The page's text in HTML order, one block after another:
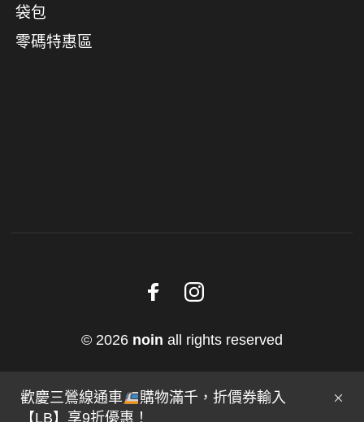
歡慶三鶯線通車
購物滿千，折價券輸入
【LB】享9折優惠！
袋包
零碼特惠區
© 2026 noin all rights reserved